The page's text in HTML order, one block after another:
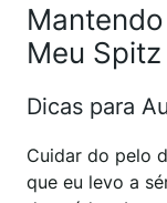
Meu
Dicas para
Cuidar do pelo
que eu levo a